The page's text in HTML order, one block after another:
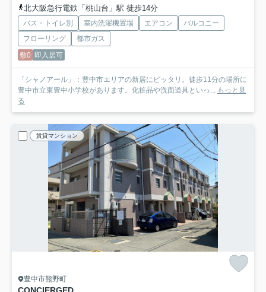
北大阪急行電鉄「桃山台」駅 徒歩14分
バス・トイレ別 室内洗濯機置場 エアコン
バルコニー
フローリング
都市ガス
敷0 即入居可
「シャノアール」：豊中市エリアの新居にピッタリ。徒歩11分の場所に
豊中市立東豊中小学校があります。化粧品や洗面道具といっ...
もっと見
る
賃貸マンション
豊中市熊野町
CONCIERGED